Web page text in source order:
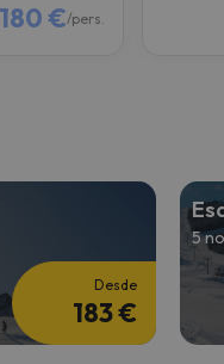
180 €/pers.
Desde
183 €
5